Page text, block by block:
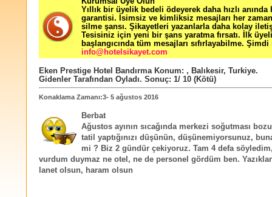
Yıllık bir üyelik bedeli ödeyerek daha hızlı
garantisi. İsimsiz ve kimliksiz mesajları her zaman
silme şansı. Şikayetleri yazanlarla daha kolay
Tesisiniz için yeni bir şans yaratma fırsatı. İlk
başlangıcında tüm mesajları sıfırlayabilme. Şimdi
info@hotelsikayet.com
Eken Prestige Hotel BandırmaKonum: , Balıkesir, Turkiye.
Gidenler Tarafından Oyladı. Sonuç: 1/ 10 (Kötü)
Konaklama Zamanı:3- 5 ağustos 2016
Berbat
Ağustos ayının sıcağında merkezi soğutması
tatil yaptığınızı düşünün, düşünemiyorsunuz,
mi ? Biz 2 gündür çekiyoruz. Tam 4 defa
vurdum duymaz ne otel, ne de personel gördüm ben.
lanet olsun, haram olsun